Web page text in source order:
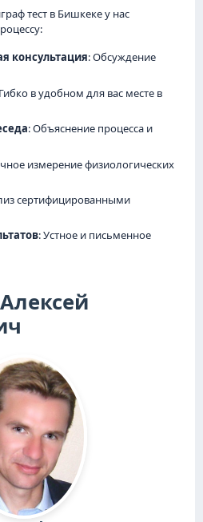
тест в Бишкеке у нас
консультация: Обсуждение
в удобном для вас месте в
: Объяснение процесса и
измерение физиологических
сертифицированными
: Устное и письменное